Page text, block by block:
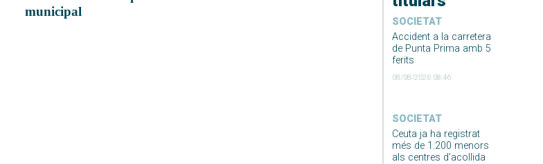
SOCIETAT
Accident a la carretera
de Punta Prima amb 5
ferits
08/08/2026 08:46
SOCIETAT
Ceuta ja ha registrat
més de 1.200 menors
als centres d’acollida
municipal